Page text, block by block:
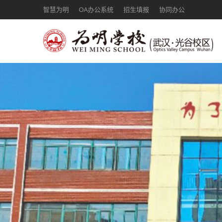
智慧为明 OA办公系统 招生填报 协同办公